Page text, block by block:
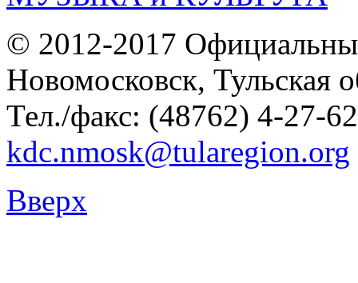
© 2012-2017
Новомосковск, Тульская
Тел./факс: (48762) 4-27-
kdc.nmosk@tularegion.org
Вверх